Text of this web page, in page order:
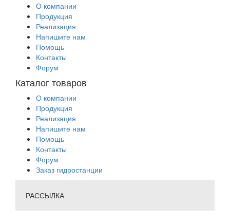
О компании
Продукция
Реализация
Напишите нам
Помощь
Контакты
Форум
Каталог товаров
О компании
Продукция
Реализация
Напишите нам
Помощь
Контакты
Форум
Заказ гидростанции
РАССЫЛКА